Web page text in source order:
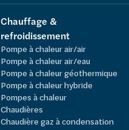
Chauffage &
refroidissement
Pompe à chaleur air/air
Pompe à chaleur air/eau
Pompe à chaleur géothermique
Pompe à chaleur hybride
Pompes à chaleur
Chaudières
Chaudière gaz à condensation